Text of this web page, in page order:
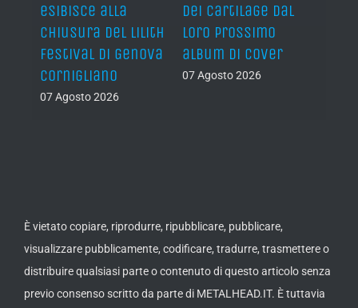
esibisce alla
chiusura del Lilith
Festival di Genova
Cornigliano
07 Agosto 2026
dei Cartilage dal
loro prossimo
album di cover
07 Agosto 2026
È vietato copiare, riprodurre, ripubblicare, pubblicare,
visualizzare pubblicamente, codificare, tradurre, trasmettere o
distribuire qualsiasi parte o contenuto di questo articolo senza
previo consenso scritto da parte di METALHEAD.IT. È tuttavia